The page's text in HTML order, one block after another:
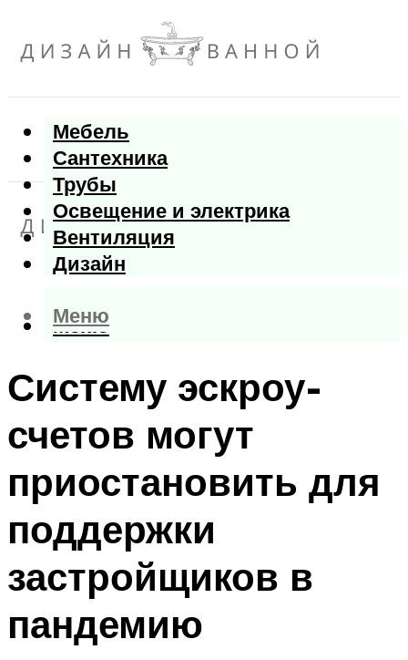
Мебель
Сантехника
Трубы
Освещение и электрика
Вентиляция
Дизайн
Меню
Меню
Систему эскроу-
счетов могут
приостановить для
поддержки
застройщиков в
пандемию